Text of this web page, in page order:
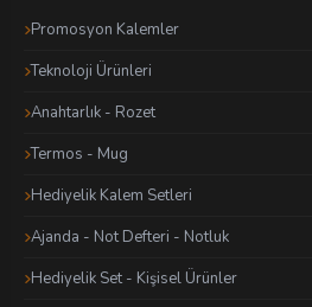
Promosyon Kalemler
Teknoloji Ürünleri
Anahtarlık - Rozet
Termos - Mug
Hediyelik Kalem Setleri
Ajanda - Not Defteri - Notluk
Hediyelik Set - Kişisel Ürünler